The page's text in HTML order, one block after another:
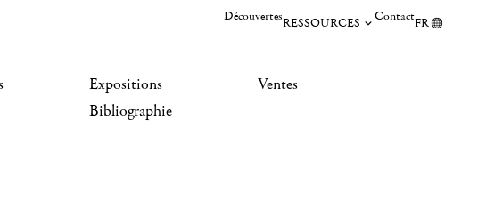
DécouvertesRESSOURCES ContactFR
Expositions
Bibliographie
Ventes